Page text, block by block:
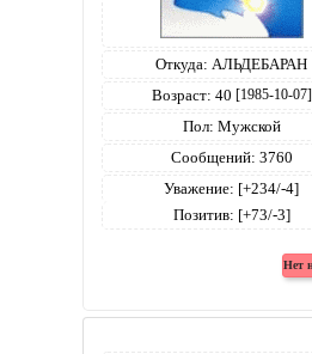
Откуда: АЛЬДЕБАРАН
Возраст: 40 [1985-10-07]
Пол: Мужской
Сообщений: 3760
Уважение: [+234/-4]
Позитив: [+73/-3]